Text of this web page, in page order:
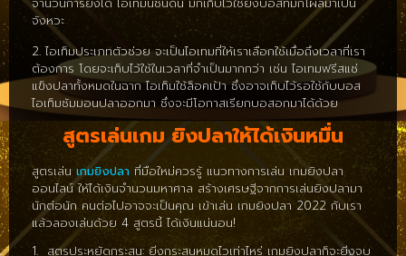
จำนวนการยิงได้ ไอเทมนี้ชนิดนี้ มักเก็บไว้ใช้ยิงบอสที่มักโผล่มาเป็น
จังหวะ
2. ไอเท็มประเภทตัวช่วย จะเป็นไอเทมที่ให้เราเลือกใช้เมื่อถึงเวลาที่เรา
ต้องการ โดยจะเก็บไว้ใช้ในเวลาที่จำเป็นมากกว่า เช่น ไอเทมฟรีสแช่
แข็งปลาทั้งหมดในฉาก ไอเท็มใช้ล็อคเป้า ซึ่งอาจเก็บไว้รอใช้กับบอส
ไอเท็มซัมมอนปลาออกมา ซึ่งจะมีโอกาสเรียกบอสอกมาได้ด้วย
สูตรเล่นเกม ยิงปลาให้ได้เงินหมื่น
สูตรเล่น เกมยิงปลา ที่มือใหม่ควรรู้ แนวทางการเล่น เกมยิงปลา
ออนไลน์ ให้ได้เงินจำนวนมหาศาล สร้างเศรษฐีจากการเล่นยิงปลามา
นักต่อนัก คนต่อไปอาจจะเป็นคุณ เข้าเล่น เกมยิงปลา 2022 กับเรา
แล้วลองเล่นด้วย 4 สูตรนี้ ได้เงินแน่นอน!
1. สูตรประหยัดกระสุน: ยิ่งกระสุนหมดไวเท่าไหร่ เกมยิงปลาก็จะยิ่งจบ